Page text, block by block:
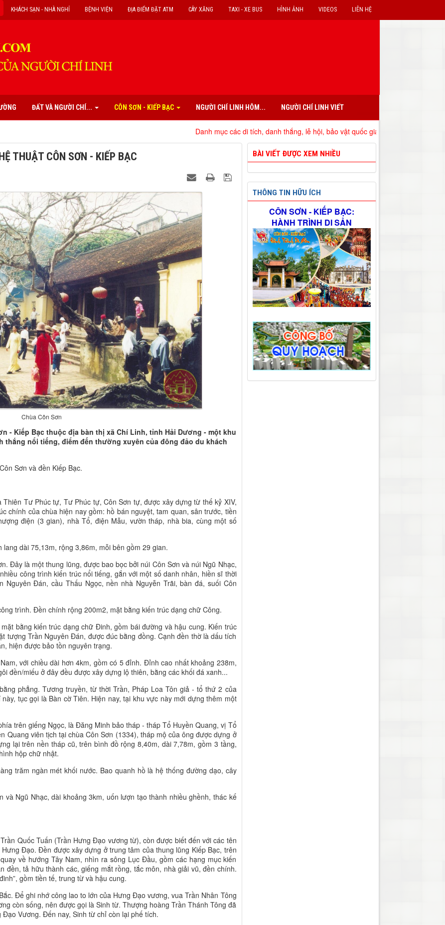
LIÊN HỆ
VIDEOS
HÌNH ẢNH
TAXI - XE BUS
CÂY XĂNG
ĐỊA ĐIỂM ĐẶT ATM
BỆNH VIỆN
KHÁCH SẠN - NHÀ NGHỈ
ĐẤT VÀ NGƯỜI CHÍ... CÔN SƠN - KIẾP BẠC NGƯỜI CHÍ LINH HÔM... NGƯỜI CHÍ LINH VIẾT
Danh mục các di tích, danh thắng, lễ hội, bảo vật quốc gia đã xếp hạng trên địa bàn tỉnh Hải
THUẬT CÔN SƠN - KIẾP BẠC
Chùa Côn Sơn
- Kiếp Bạc thuộc địa bàn thị xã Chí Linh, tỉnh Hải Dương - một khu
nổi tiếng, điểm đến thường xuyên của đông đảo du khách
Sơn và đền Kiếp Bạc.
Tư Phúc tự, Tư Phúc tự, Côn Sơn tự, được xây dựng từ thế kỷ XIV,
chính của chùa hiện nay gồm: hồ bán nguyệt, tam quan, sân trước, tiền
điện (3 gian), nhà Tổ, điện Mẫu, vườn tháp, nhà bia, cùng một số
lang dài 75,13m, rộng 3,86m, mỗi bên gồm 29 gian.
Đây là một thung lũng, được bao bọc bởi núi Côn Sơn và núi Ngũ Nhạc,
công trình kiến trúc nổi tiếng, gắn với một số danh nhân, hiền sĩ thời
Đán, cầu Thấu Ngọc, nền nhà Nguyễn Trãi, bàn đá, suối Côn
trình. Đền chính rộng 200m2, mặt bằng kiến trúc dạng chữ Công.
bằng kiến trúc dạng chữ Đinh, gồm bái đường và hậu cung. Kiến trúc
tượng Trần Nguyên Đán, được đúc bằng đồng. Cạnh đền thờ là dấu tích
hiện được bảo tồn nguyên trạng.
với chiều dài hơn 4km, gồm có 5 đỉnh. Đỉnh cao nhất khoảng 238m,
đền/miếu ở đây đều được xây dựng lộ thiên, bằng các khối đá xanh...
phẳng. Tương truyền, từ thời Trần, Pháp Loa Tôn giả - tổ thứ 2 của
tục gọi là Bàn cờ Tiên. Hiện nay, tại khu vực này mới dựng thêm một
trên giếng Ngọc, là Đăng Minh bảo tháp - tháp Tổ Huyền Quang, vị Tổ
Quang viên tịch tại chùa Côn Sơn (1334), tháp mộ của ông được dựng ở
lại trên nền tháp cũ, trên bình đồ rộng 8,40m, dài 7,78m, gồm 3 tầng,
hộp chữ nhật.
trăm ngàn mét khối nước. Bao quanh hồ là hệ thống đường dạo, cây
và Ngũ Nhạc, dài khoảng 3km, uốn lượn tạo thành nhiều ghềnh, thác kế
Quốc Tuấn (Trần Hưng Đạo vương từ), còn được biết đến với các tên
Đạo. Đền được xây dựng ở trung tâm của thung lũng Kiếp Bạc, trên
về hướng Tây Nam, nhìn ra sông Lục Đầu, gồm các hạng mục kiến
đền, tả hữu thành các, giếng mắt rồng, tắc môn, nhà giải vũ, đền chính.
gồm tiền tế, trung từ và hậu cung.
Để ghi nhớ công lao to lớn của Hưng Đạo vương, vua Trần Nhân Tông
còn sống, nên được gọi là Sinh từ. Thượng hoàng Trần Thánh Tông đã
Vương. Đến nay, Sinh từ chỉ còn lại phế tích.
BÀI VIẾT ĐƯỢC XEM NHIỀU
THÔNG TIN HỮU ÍCH
CÔN SƠN - KIẾP BẠC:
HÀNH TRÌNH DI SẢN